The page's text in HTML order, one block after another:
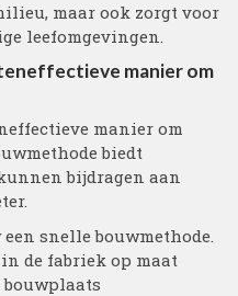
maar ook zorgt voor
leefomgevingen.
manier om
manier om
biedt
bijdragen aan
snelle bouwmethode.
de fabriek op maat
bouwplaats